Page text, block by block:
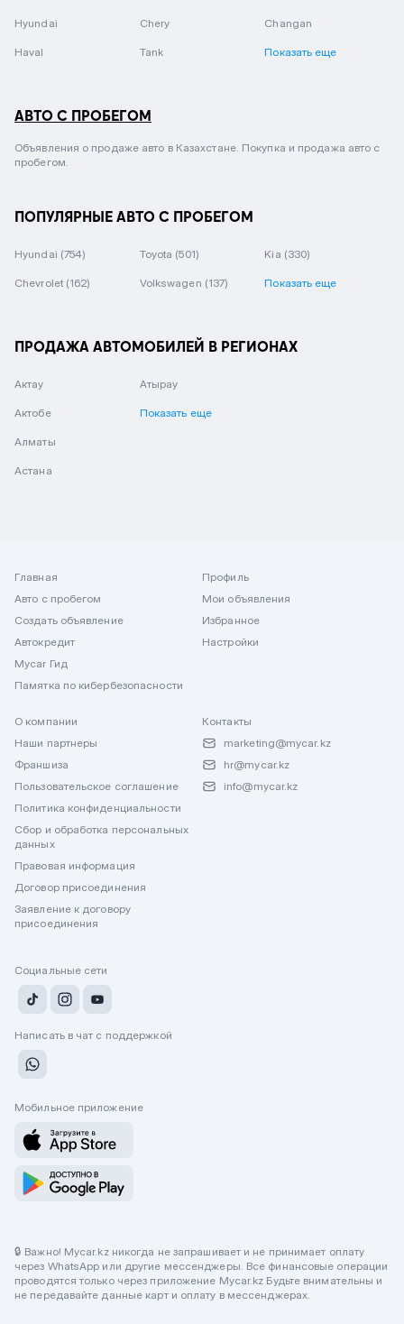
Hyundai Chery Changan
Haval Tank Показать еще
АВТО С ПРОБЕГОМ
Объявления о продаже авто в Казахстане. Покупка и продажа авто с
пробегом.
ПОПУЛЯРНЫЕ АВТО С ПРОБЕГОМ
Hyundai (754) Toyota (501) Kia (330)
Chevrolet (162) Volkswagen (137) Показать еще
ПРОДАЖА АВТОМОБИЛЕЙ В РЕГИОНАХ
Актау
Актобе
Алматы
Астана
Атырау
Показать еще
Главная
Авто с пробегом
Создать объявление
Автокредит
Mycar Гид
Памятка по кибербезопасности
Профиль
Мои объявления
Избранное
Настройки
О компании
Наши партнеры
Франшиза
Пользовательское соглашение
Политика конфиденциальности
Сбор и обработка персональных
данных
Правовая информация
Договор присоединения
Заявление к договору
присоединения
Контакты
marketing@mycar.kz
hr@mycar.kz
info@mycar.kz
Социальные сети
Написать в чат с поддержкой
Мобильное приложение
🔒 Важно! Mycar.kz никогда не запрашивает и не принимает оплату
через WhatsApp или другие мессенджеры. Все финансовые операции
проводятся только через приложение Mycar.kz Будьте внимательны и
не передавайте данные карт и оплату в мессенджерах.